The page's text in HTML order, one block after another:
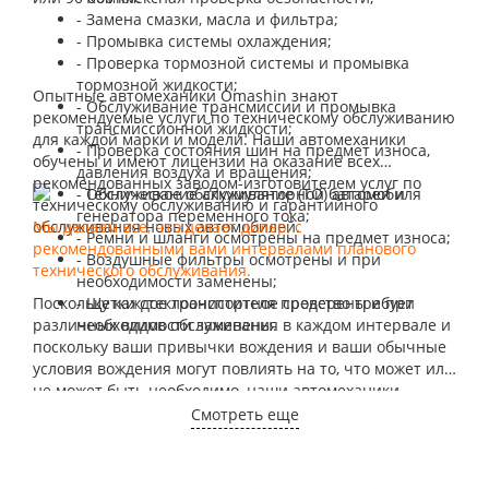
- Замена смазки, масла и фильтра;
- Промывка системы охлаждения;
- Проверка тормозной системы и промывка
тормозной жидкости;
- Обслуживание трансмиссии и промывка
трансмиссионной жидкости;
- Проверка состояния шин на предмет износа,
давления воздуха и вращения;
- Обслуживание аккумуляторной батареи и
генератора переменного тока;
- Ремни и шланги осмотрены на предмет износа;
- Воздушные фильтры осмотрены и при
необходимости заменены;
- Щетки стеклоочистителя проверены и при
необходимости заменены.
Опытные автомеханики Omashin знают
рекомендуемые услуги по техническому обслуживанию
для каждой марки и модели. Наши автомеханики
обучены и имеют лицензии на оказание всех
рекомендованных заводом-изготовителем услуг по
техническому обслуживанию и гарантийного
обслуживания новых автомобилей.
Мы делаем все, что делает дилер, с
рекомендованными вами интервалами планового
технического обслуживания.
Поскольку каждое транспортное средство требует
различных видов обслуживания в каждом интервале и
поскольку ваши привычки вождения и ваши обычные
условия вождения могут повлиять на то, что может или
не может быть необходимо, наши автомеханики
тщательно осмотрят ваш автомобиль и предоставят
вам список рекомендуемых услуг. У нас есть
Смотреть еще